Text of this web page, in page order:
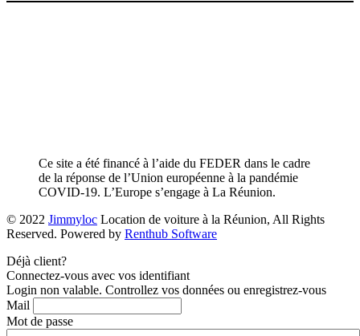
Ce site a été financé à l’aide du FEDER dans le cadre
de la réponse de l’Union européenne à la pandémie
COVID-19. L’Europe s’engage à La Réunion.
© 2022 Jimmyloc Location de voiture à la Réunion, All Rights
Reserved. Powered by Renthub Software
Déjà client?
Connectez-vous avec vos identifiant
Login non valable. Controllez vos données ou enregistrez-vous
Mail
Mot de passe